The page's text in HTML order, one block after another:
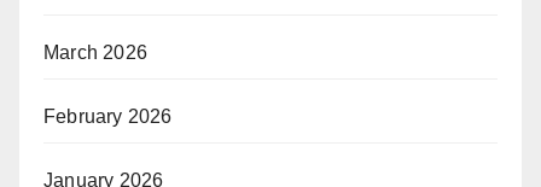
March 2026
February 2026
January 2026